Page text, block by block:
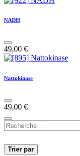
NADH
49,00 €
Nattokinase
49,00 €
Trier par